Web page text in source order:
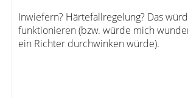
Inwiefern? Härtefallregelung? Das
funktionieren (bzw. würde mich
ein Richter durchwinken würde).